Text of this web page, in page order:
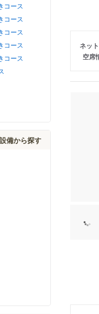
コース
コース
コース
コース
コース
備から探す
ネッ
空席